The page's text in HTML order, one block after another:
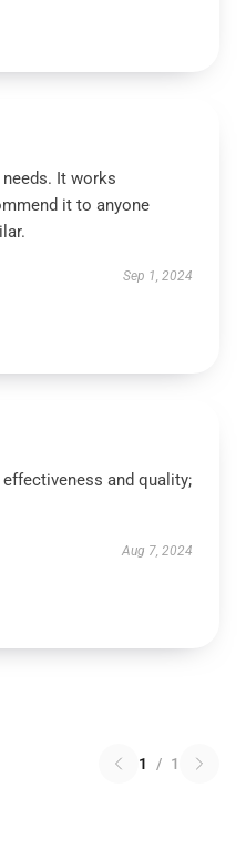
It works
it to anyone
Sep 1, 2024
and quality;
Aug 7, 2024
1 / 1